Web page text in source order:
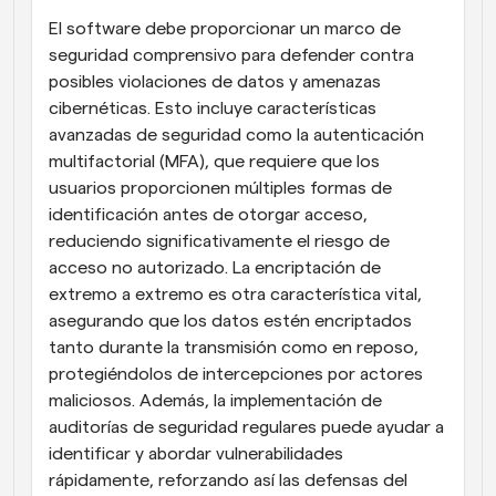
El software debe proporcionar un marco de
seguridad comprensivo para defender contra
posibles violaciones de datos y amenazas
cibernéticas. Esto incluye características
avanzadas de seguridad como la autenticación
multifactorial (MFA), que requiere que los
usuarios proporcionen múltiples formas de
identificación antes de otorgar acceso,
reduciendo significativamente el riesgo de
acceso no autorizado. La encriptación de
extremo a extremo es otra característica vital,
asegurando que los datos estén encriptados
tanto durante la transmisión como en reposo,
protegiéndolos de intercepciones por actores
maliciosos. Además, la implementación de
auditorías de seguridad regulares puede ayudar a
identificar y abordar vulnerabilidades
rápidamente, reforzando así las defensas del